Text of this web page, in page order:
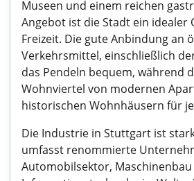
Museen und einem reichen
Angebot ist die Stadt ein idealer
Freizeit. Die gute Anbindung an
Verkehrsmittel, einschließlich
das Pendeln bequem, während
Wohnviertel von modernen
historischen Wohnhäusern für
Die Industrie in Stuttgart ist
umfasst renommierte
Automobilsektor,